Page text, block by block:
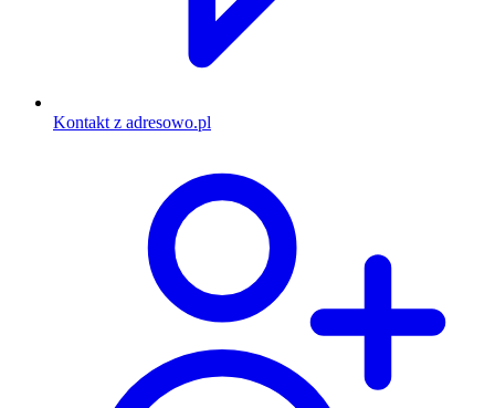
Kontakt z adresowo.pl